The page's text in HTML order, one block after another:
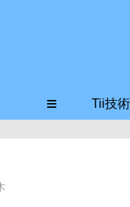
≡ Tii技